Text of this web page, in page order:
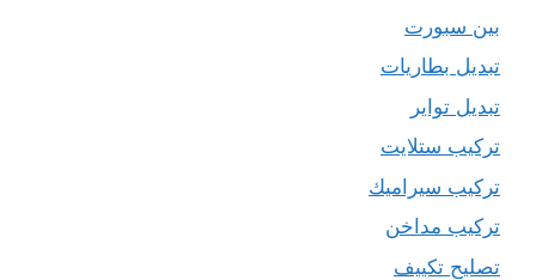
بين سبورت
تبديل بطاريات
تبديل تواير
تركيب ستلايت
تركيب سيراميك
تركيب مداخن
تصليح تكييف